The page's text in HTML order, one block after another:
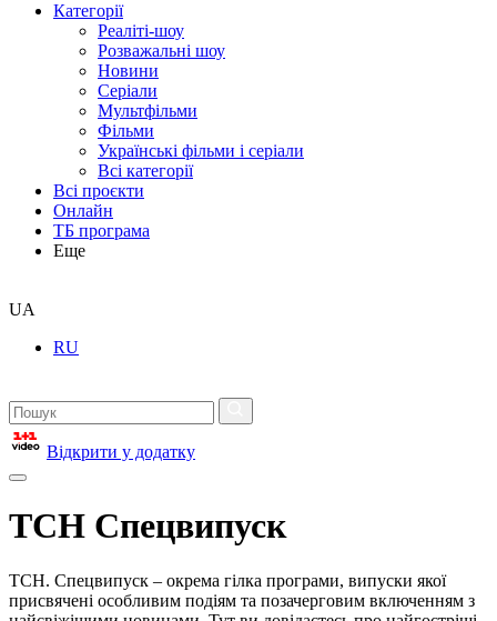
Категорії
Реаліті-шоу
Розважальні шоу
Новини
Серіали
Мультфільми
Фільми
Українські фільми і серіали
Всі категорії
Всі проєкти
Онлайн
ТБ програма
Еще
UA
RU
Відкрити у додатку
ТСН Спецвипуск
ТСН. Спецвипуск – окрема гілка програми, випуски якої
присвячені особливим подіям та позачерговим включенням з